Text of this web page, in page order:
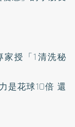
授「1清洗秘
是花球10倍 還